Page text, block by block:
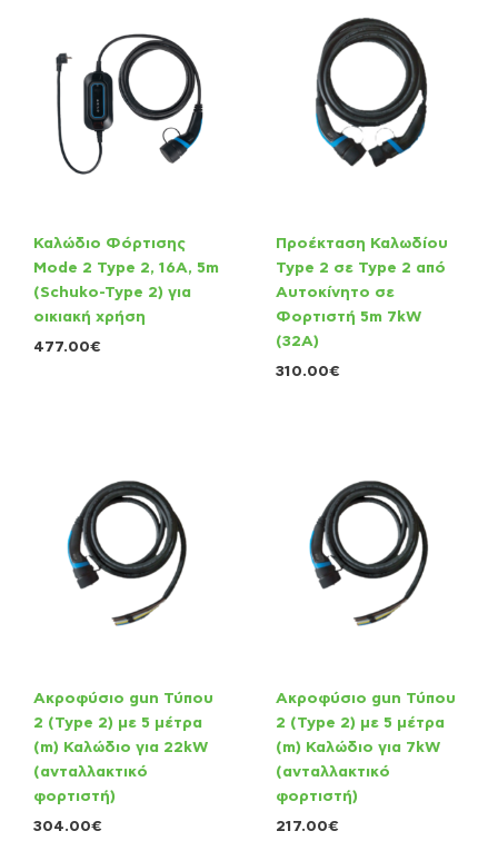
Καλώδιο Φόρτισης
Mode 2 Type 2, 16A, 5m
(Schuko-Type 2) για
οικιακή χρήση
477.00€
Προέκταση Καλωδίου
Type 2 σε Type 2 από
Αυτοκίνητο σε
Φορτιστή 5m 7kW
(32A)
310.00€
Ακροφύσιο gun Τύπου
2 (Type 2) με 5 μέτρα
(m) Καλώδιο για 22kW
(ανταλλακτικό
φορτιστή)
304.00€
Ακροφύσιο gun Τύπου
2 (Type 2) με 5 μέτρα
(m) Καλώδιο για 7kW
(ανταλλακτικό
φορτιστή)
217.00€